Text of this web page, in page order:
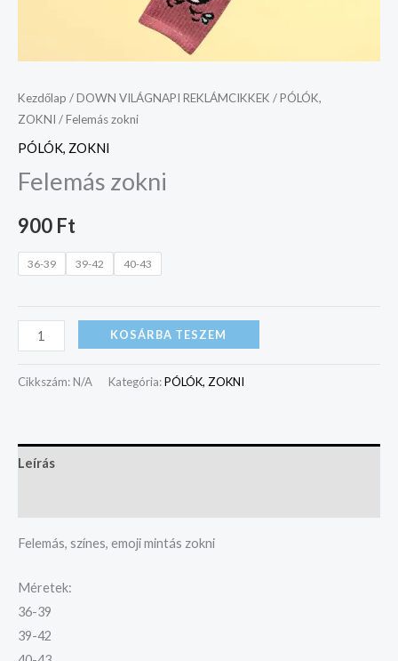
Kezdőlap /DOWN VILÁGNAPI REKLÁMCIKKEK /PÓLÓK,
ZOKNI / Felemás zokni
PÓLÓK, ZOKNI
Felemás zokni
900 Ft
36-39 39-42 40-43
KOSÁRBA TESZEM
Cikkszám: N/A Kategória:PÓLÓK, ZOKNI
Leírás
Felemás, színes, emoji mintás zokni
Méretek:
36-39
39-42